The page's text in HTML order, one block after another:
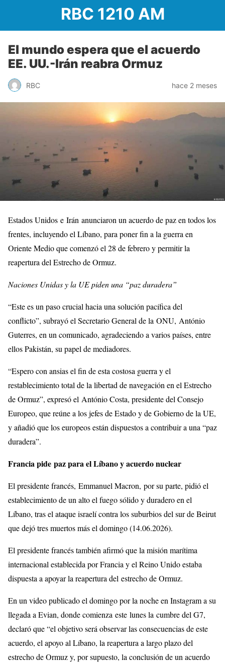
RBC 1210 AM
El mundo espera que el acuerdo
EE. UU.-Irán reabra Ormuz
RBC hace 2 meses
Estados Unidos e Irán anunciaron un acuerdo de paz en todos los
frentes, incluyendo el Líbano, para poner fin a la guerra en
Oriente Medio que comenzó el 28 de febrero y permitir la
reapertura del Estrecho de Ormuz.
Naciones Unidas y la UE piden una “paz duradera”
“Este es un paso crucial hacia una solución pacífica del
conflicto”, subrayó el Secretario General de la ONU, António
Guterres, en un comunicado, agradeciendo a varios países, entre
ellos Pakistán, su papel de mediadores.
“Espero con ansias el fin de esta costosa guerra y el
restablecimiento total de la libertad de navegación en el Estrecho
de Ormuz”, expresó el António Costa, presidente del Consejo
Europeo, que reúne a los jefes de Estado y de Gobierno de la UE,
y añadió que los europeos están dispuestos a contribuir a una “paz
duradera”.
Francia pide paz para el Líbano y acuerdo nuclear
El presidente francés, Emmanuel Macron, por su parte, pidió el
establecimiento de un alto el fuego sólido y duradero en el
Líbano, tras el ataque israelí contra los suburbios del sur de Beirut
que dejó tres muertos más el domingo (14.06.2026).
El presidente francés también afirmó que la misión marítima
internacional establecida por Francia y el Reino Unido estaba
dispuesta a apoyar la reapertura del estrecho de Ormuz.
En un video publicado el domingo por la noche en Instagram a su
llegada a Evian, donde comienza este lunes la cumbre del G7,
declaró que “el objetivo será observar las consecuencias de este
acuerdo, el apoyo al Líbano, la reapertura a largo plazo del
estrecho de Ormuz y, por supuesto, la conclusión de un acuerdo